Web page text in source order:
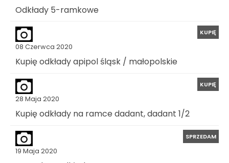
Odkłady 5-ramkowe
08 Czerwca 2020
KUPIĘ
Kupię odkłady apipol śląsk / małopolskie
28 Maja 2020
KUPIĘ
Kupię odkłady na ramce dadant, dadant 1/2
19 Maja 2020
SPRZEDAM